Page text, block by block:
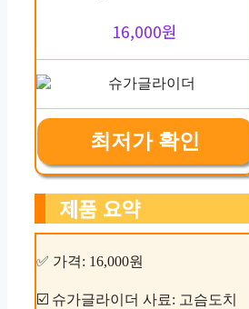
16,000원
최저가 확인
제품 요약
✅ 가격: 16,000원
☑️ 슈가글라이더 사료: 고슴도치